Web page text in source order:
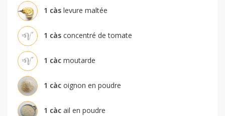
1 càs levure maltée
1 càs concentré de tomate
1 càc moutarde
1 càc oignon en poudre
1 càc ail en poudre